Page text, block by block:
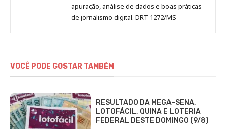
apuração, análise de dados e boas práticas
de jornalismo digital. DRT 1272/MS
VOCÊ PODE GOSTAR TAMBÉM
RESULTADO DA MEGA-SENA,
LOTOFÁCIL, QUINA E LOTERIA
FEDERAL DESTE DOMINGO (9/8)